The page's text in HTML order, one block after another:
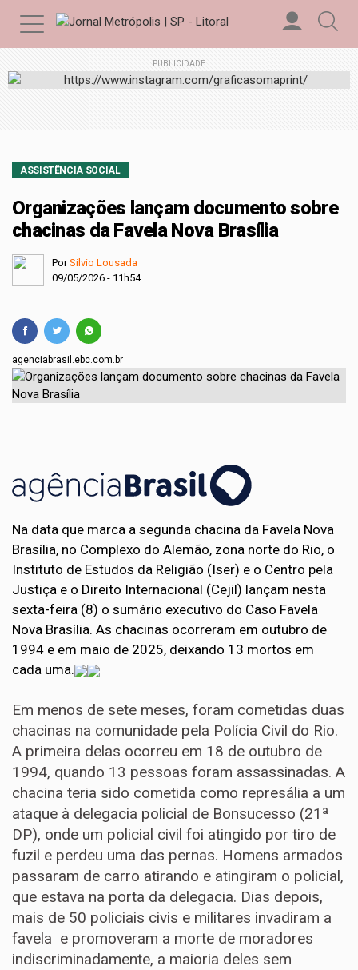
PUBLICIDADE
ASSISTÊNCIA SOCIAL
Organizações lançam documento sobre
chacinas da Favela Nova Brasília
PorSilvio Lousada
09/05/2026 - 11h54
agenciabrasil.ebc.com.br
Na data que marca a segunda chacina da Favela Nova
Brasília, no Complexo do Alemão, zona norte do Rio, o
Instituto de Estudos da Religião (Iser) e o Centro pela
Justiça e o Direito Internacional (Cejil) lançam nesta
sexta-feira (8) o sumário executivo do Caso Favela
Nova Brasília. As chacinas ocorreram em outubro de
1994 e em maio de 2025, deixando 13 mortos em
cada uma.
Em menos de sete meses, foram cometidas duas
chacinas na comunidade pela Polícia Civil do Rio.
A primeira delas ocorreu em 18 de outubro de
1994, quando 13 pessoas foram assassinadas. A
chacina teria sido cometida como represália a um
ataque à delegacia policial de Bonsucesso (21ª
DP), onde um policial civil foi atingido por tiro de
fuzil e perdeu uma das pernas. Homens armados
passaram de carro atirando e atingiram o policial,
que estava na porta da delegacia. Dias depois,
mais de 50 policiais civis e militares invadiram a
favela e promoveram a morte de moradores
indiscriminadamente, a maioria deles sem